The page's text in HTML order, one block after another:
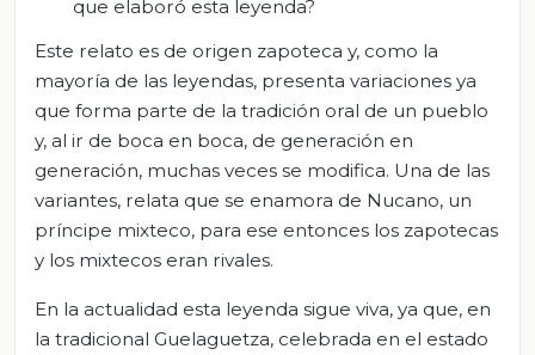
que elaboró esta leyenda?
Este relato es de origen zapoteca y, como la
mayoría de las leyendas, presenta variaciones ya
que forma parte de la tradición oral de un pueblo
y, al ir de boca en boca, de generación en
generación, muchas veces se modifica. Una de las
variantes, relata que se enamora de Nucano, un
príncipe mixteco, para ese entonces los zapotecas
y los mixtecos eran rivales.
En la actualidad esta leyenda sigue viva, ya que, en
la tradicional Guelaguetza, celebrada en el estado